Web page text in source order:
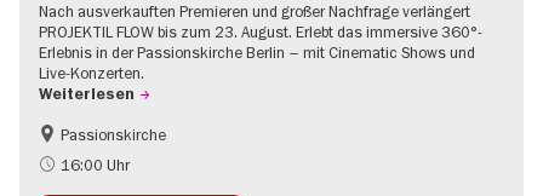
Nach ausverkauften Premieren und großer Nachfrage verlängert
PROJEKTIL FLOW bis zum 23. August. Erlebt das immersive 360°-
Erlebnis in der Passionskirche Berlin – mit Cinematic Shows und
Live-Konzerten.
Weiterlesen
Barrierefrei
Kultursommer
Passionskirche
16:00 Uhr